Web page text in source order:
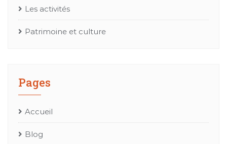
Les activités
Patrimoine et culture
Pages
Accueil
Blog